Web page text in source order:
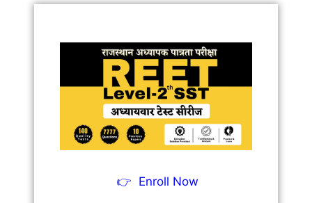
👉 Enroll Now